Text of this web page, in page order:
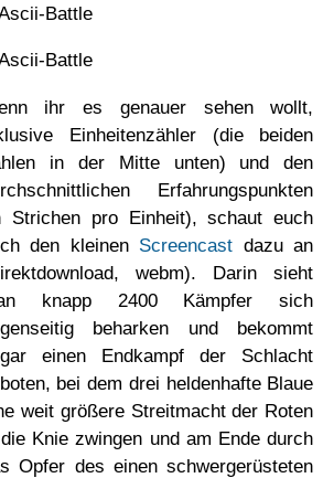
ihr es genauer sehen wollt,
Einheitenzähler (die beiden
in der Mitte unten) und den
Erfahrungspunkten
Strichen pro Einheit), schaut euch
den kleinen Screencast dazu an
webm). Darin sieht
knapp 2400 Kämpfer sich
beharken und bekommt
einen Endkampf der Schlacht
bei dem drei heldenhafte Blaue
weit größere Streitmacht der Roten
Knie zwingen und am Ende durch
Opfer des einen schwergerüsteten